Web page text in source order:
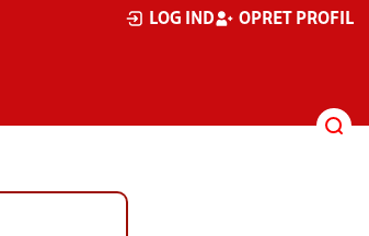
LOG IND OPRET PROFIL